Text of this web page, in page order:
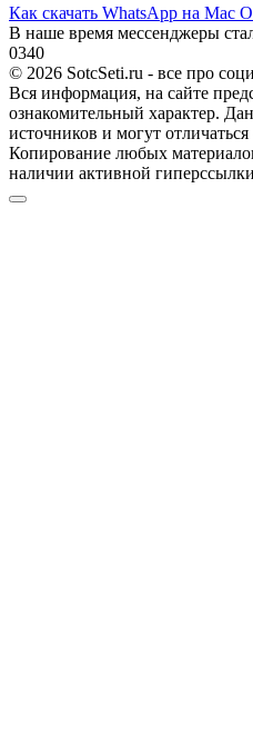
Как скачать WhatsApp на Mac
В наше время мессенджеры
0340
© 2026 SotcSeti.ru - все про
Вся информация, на сайте
ознакомительный характер.
источников и могут
Копирование любых
наличии активной